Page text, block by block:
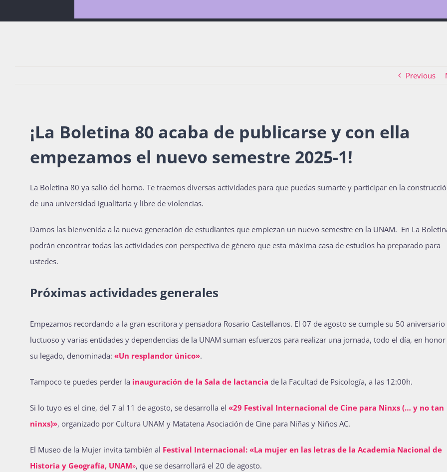
Previous
¡La Boletina 80 acaba de publicarse y con ella
empezamos el nuevo semestre 2025-1!
La Boletina 80 ya salió del horno. Te traemos diversas actividades para que puedas sumarte y participar en la
de una universidad igualitaria y libre de violencias.
Damos las bienvenida a la nueva generación de estudiantes que empiezan un nuevo semestre en la UNAM. En La
podrán encontrar todas las actividades con perspectiva de género que esta máxima casa de estudios ha preparado para
ustedes.
Próximas actividades generales
Empezamos recordando a la gran escritora y pensadora Rosario Castellanos. El 07 de agosto se cumple su 50 aniversario
luctuoso y varias entidades y dependencias de la UNAM suman esfuerzos para realizar una jornada, todo el día, en honor
su legado, denominada: «Un resplandor único».
Tampoco te puedes perder la inauguración de la Sala de lactancia de la Facultad de Psicología, a las 12:00h.
Si lo tuyo es el cine, del 7 al 11 de agosto, se desarrolla el «29 Festival Internacional de Cine para Ninxs (… y no tan
ninxs)», organizado por Cultura UNAM y Matatena Asociación de Cine para Niñas y Niños AC.
El Museo de la Mujer invita también al Festival Internacional: «La mujer en las letras de la Academia Nacional de
Historia y Geografía, UNAM», que se desarrollará el 20 de agosto.